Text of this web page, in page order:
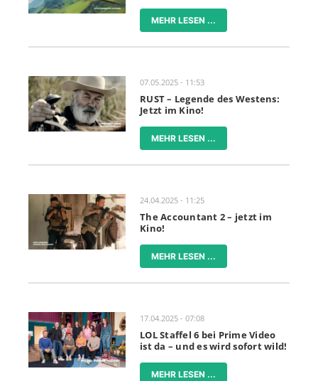
MEHR LESEN ...
07.05.2025 - 11:53
RUST – Legende des Westens:
Jetzt im Kino!
MEHR LESEN ...
24.04.2025 - 11:25
The Accountant 2 – jetzt im
Kino!
MEHR LESEN ...
17.04.2025 - 07:08
LOL Staffel 6 bei Prime Video
ist da – und es wird sofort wild!
MEHR LESEN ...